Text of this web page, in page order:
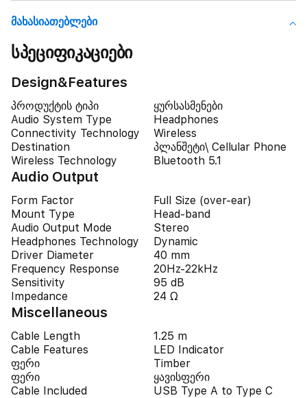
Მახასიათებლები
სპეციფიკაციები
Design&Features
პროდუქტის ტიპი
ყურსასმენები
Audio System Type
Headphones
Connectivity Technology
Wireless
Destination
პლანშეტი\ Cellular Phone
Wireless Technology
Bluetooth 5.1
Audio Output
Form Factor
Full Size (over-ear)
Mount Type
Head-band
Audio Output Mode
Stereo
Headphones Technology
Dynamic
Driver Diameter
40 mm
Frequency Response
20Hz-22kHz
Sensitivity
95 dB
Impedance
24 Ω
Miscellaneous
Cable Length
1.25 m
Cable Features
LED Indicator
ფერი
Timber
ფერი
ყავისფერი
Cable Included
USB Type A to Type C